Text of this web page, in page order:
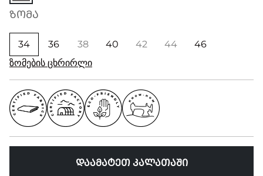
ᲖᲝᲛᲐ
34 36 38 40 42 44
46
ზომების ცხრირლი
ᲓᲐᲐᲛᲐᲢᲔᲗ ᲙᲐᲚᲐᲗᲐᲨᲘ